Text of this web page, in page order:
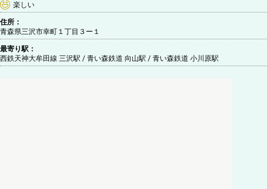
楽しい
住所：
青森県三沢市幸町１丁目３ー１
最寄り駅：
西鉄天神大牟田線 三沢駅 / 青い森鉄道 向山駅 / 青い森鉄道 小川原駅